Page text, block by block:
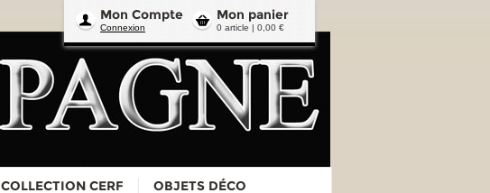
Mon panier
0 article | 0,00 €
Mon Compte
Connexion
COLLECTION CERF OBJETS DÉCO